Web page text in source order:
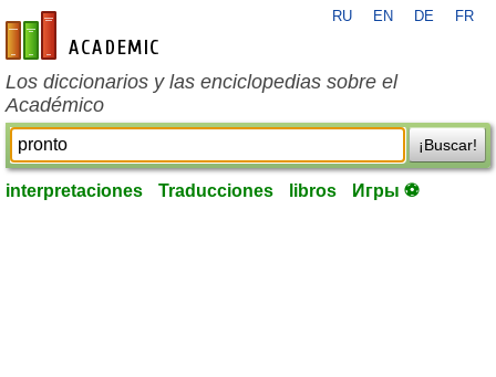
es-academic.com
RU EN DE FR
Los diccionarios y las enciclopedias sobre el
Académico
¡Buscar!
interpretaciones Traducciones libros Игры ⚽